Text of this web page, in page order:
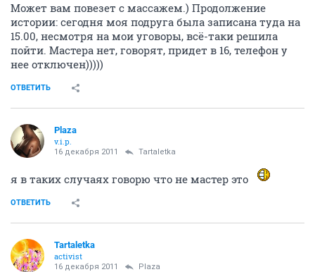
Может вам повезет с массажем.) Продолжение
истории: сегодня моя подруга была записана туда на
15.00, несмотря на мои уговоры, всё-таки решила
пойти. Мастера нет, говорят, придет в 16, телефон у
нее отключен)))))
ОТВЕТИТЬ
Plaza
v.i.p.
16 декабря 2011 Tartaletka
я в таких случаях говорю что не мастер это
ОТВЕТИТЬ
Tartaletka
activist
16 декабря 2011 Plaza